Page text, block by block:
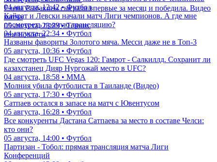
Елена Рыбакина сыграла впервые за месяц и победила. Видео
матча
05 августа, 23:23 • Теннис
еще новости
04 августа, 12:42 • Футбол
Кайрат и Левски начали матч Лиги чемпионов. А где мне
посмотреть прямую трансляцию?
04 августа, 22:34 • Футбол
Названы фавориты Золотого мяча. Месси даже не в Топ-3
05 августа, 10:36 • Футбол
Где смотреть UFC Vegas 120: Гамрот - Салкиллд. Сохранит ли
казахстанец Дияр Нургожай место в UFC?
04 августа, 18:58 • ММА
Молния убила футболиста в Таиланде (Видео)
05 августа, 17:30 • Футбол
Сатпаев остался в запасе на матч с Ювентусом
05 августа, 16:28 • Футбол
Все конкуренты Дастана Сатпаева за место в составе Челси:
кто они?
05 августа, 14:00 • Футбол
Партизан - Тобол: прямая трансляция матча Лиги
Конференций